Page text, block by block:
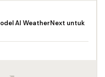
AI WeatherNext untuk